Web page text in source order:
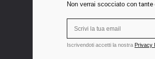
Non verrai scocciato contante
Iscrivendoti accetti la nostra Privacy